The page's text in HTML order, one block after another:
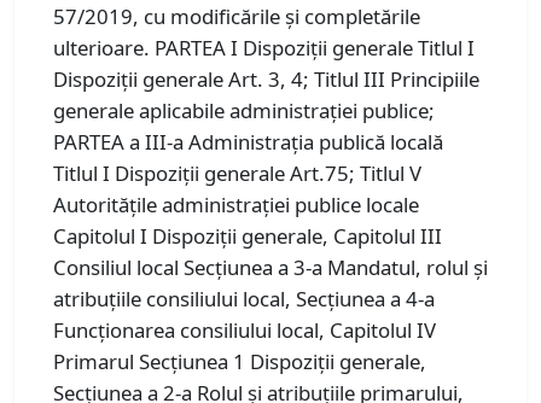
57/2019, cu modificările şi completările
ulterioare. PARTEA I Dispoziţii generale Titlul I
Dispoziţii generale Art. 3, 4; Titlul III Principiile
generale aplicabile administraţiei publice;
PARTEA a III-a Administraţia publică locală
Titlul I Dispoziţii generale Art.75; Titlul V
Autorităţile administraţiei publice locale
Capitolul I Dispoziţii generale, Capitolul III
Consiliul local Secţiunea a 3-a Mandatul, rolul şi
atribuţiile consiliului local, Secţiunea a 4-a
Funcţionarea consiliului local, Capitolul IV
Primarul Secţiunea 1 Dispoziţii generale,
Secţiunea a 2-a Rolul şi atribuţiile primarului,